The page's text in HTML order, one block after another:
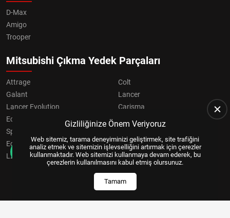
D-Max
Amigo
Trooper
Mitsubishi Çıkma Yedek Parçaları
Attrage
Colt
Galant
Lancer
Lancer Evolution
Carisma
Eclipse
Grandis
Space Star
Eclipse Cross
OUTLANDER
L200
Pajero
Gizliliğinize Önem Veriyoruz
Web sitemiz, tarama deneyiminizi geliştirmek, site trafiğini
analiz etmek ve sitemizin işlevselliğini artırmak için çerezler
kullanmaktadır. Web sitemizi kullanmaya devam ederek, bu
çerezlerin kullanılmasını kabul etmiş olursunuz.
Tamam